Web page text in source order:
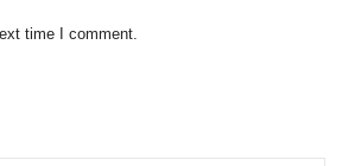
time I comment.